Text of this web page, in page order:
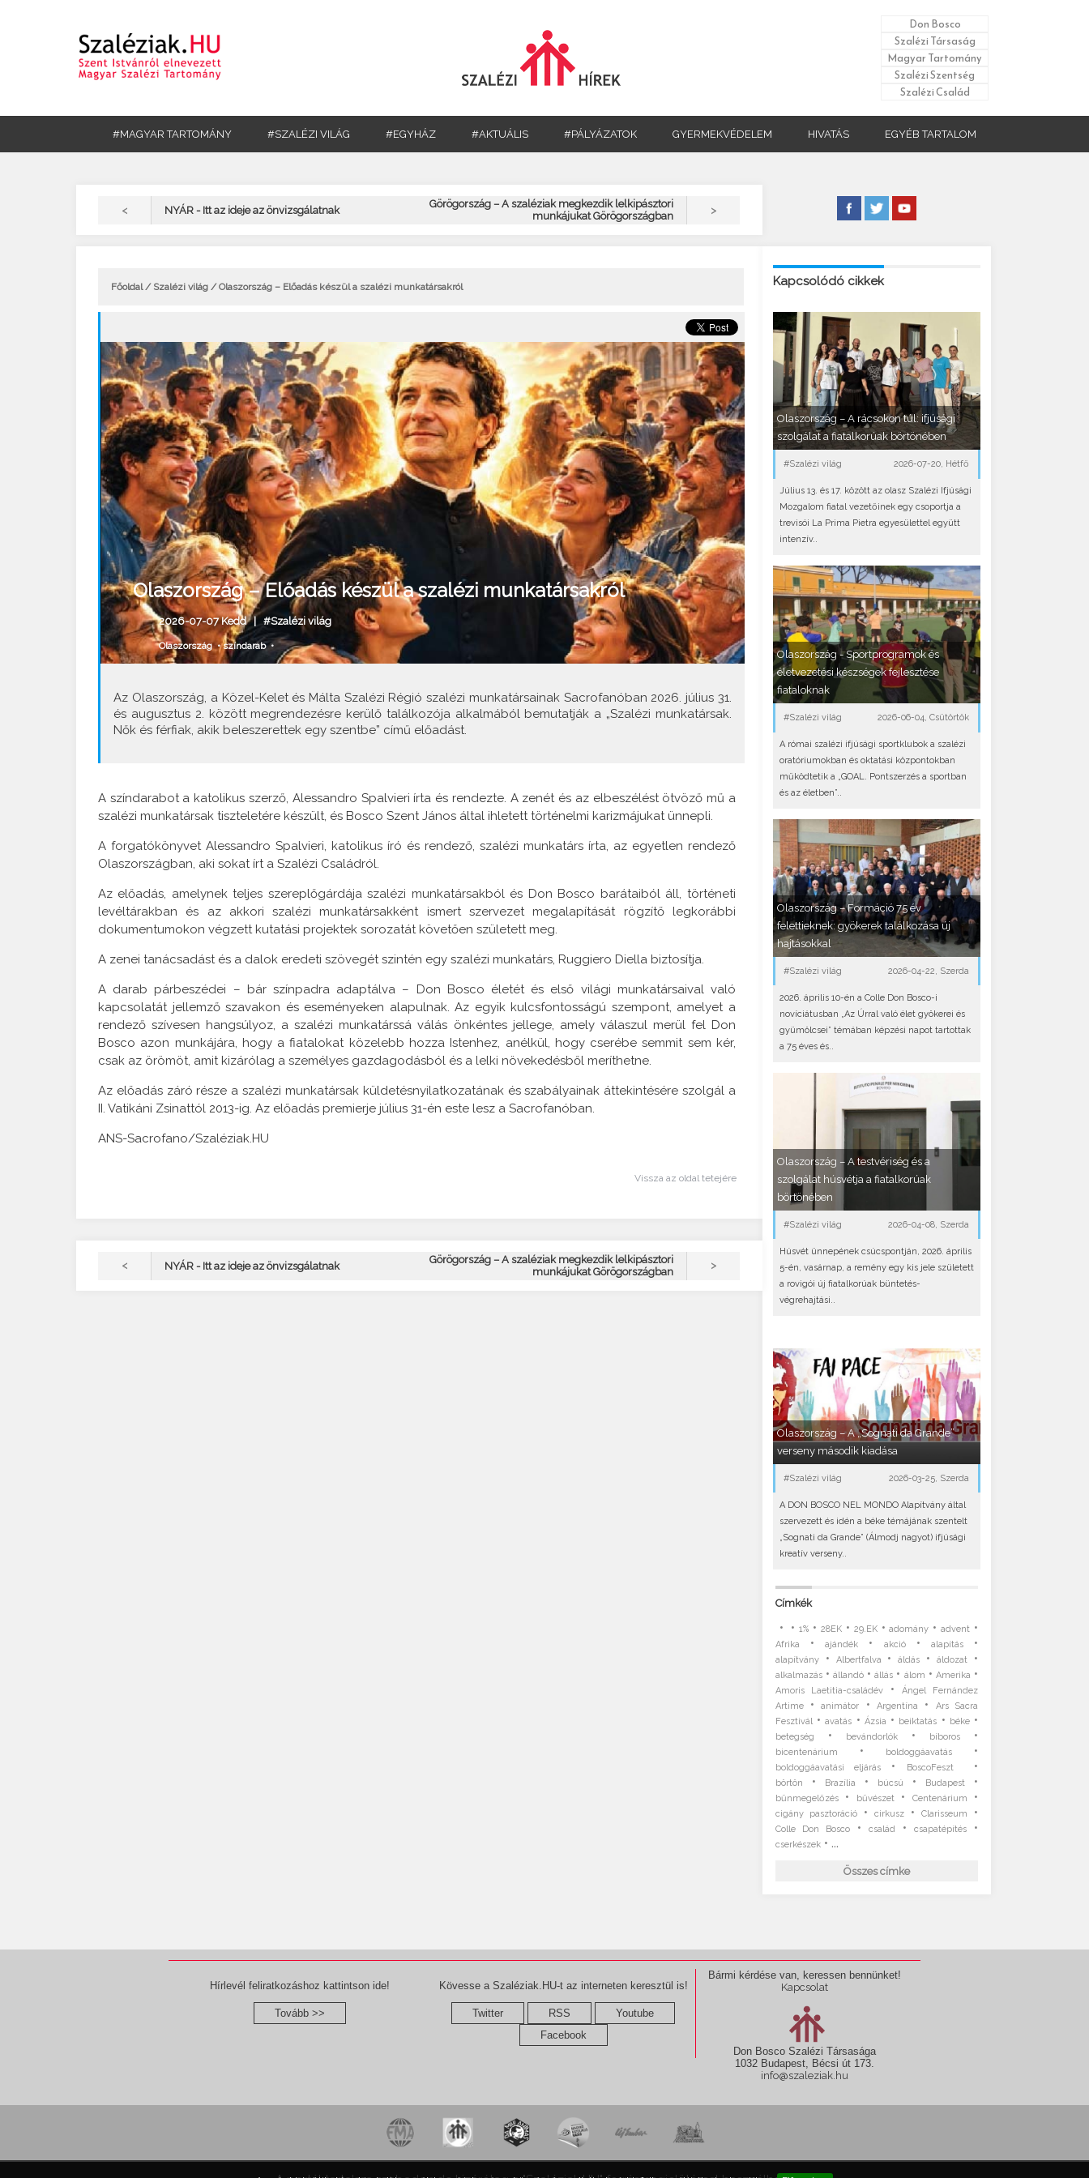
Don Bosco
Szalézi Társaság
Magyar Tartomány
Szalézi Szentség
Szalézi Család
#MAGYAR TARTOMÁNY #SZALÉZI VILÁG #EGYHÁZ #AKTUÁLIS #PÁLYÁZATOK GYERMEKVÉDELEM HIVATÁS EGYÉB TARTALOM
< NYÁR - Itt az ideje az önvizsgálatnak
Görögország – A szaléziak megkezdik lelkipásztori
munkájukat Görögországban
>
Főoldal/ Szalézi világ / Olaszország – Előadás készül a szalézi munkatársakról
Olaszország – Előadás készül a szalézi munkatársakról
2026-07-07 Kedd | #Szalézi világ
Olaszország•színdarab•
Az Olaszország, a Közel-Kelet és Málta Szalézi Régió szalézi munkatársainak Sacrofanóban 2026. július 31.
és augusztus 2. között megrendezésre kerülő találkozója alkalmából bemutatják a „Szalézi munkatársak.
Nők és férfiak, akik beleszerettek egy szentbe” című előadást.
A színdarabot a katolikus szerző, Alessandro Spalvieri írta és rendezte. A zenét és az elbeszélést ötvöző mű a
szalézi munkatársak tiszteletére készült, és Bosco Szent János által ihletett történelmi karizmájukat ünnepli.
A forgatókönyvet Alessandro Spalvieri, katolikus író és rendező, szalézi munkatárs írta, az egyetlen rendező
Olaszországban, aki sokat írt a Szalézi Családról.
Az előadás, amelynek teljes szereplőgárdája szalézi munkatársakból és Don Bosco barátaiból áll, történeti
levéltárakban és az akkori szalézi munkatársakként ismert szervezet megalapítását rögzítő legkorábbi
dokumentumokon végzett kutatási projektek sorozatát követően született meg.
A zenei tanácsadást és a dalok eredeti szövegét szintén egy szalézi munkatárs, Ruggiero Diella biztosítja.
A darab párbeszédei – bár színpadra adaptálva – Don Bosco életét és első világi munkatársaival való
kapcsolatát jellemző szavakon és eseményeken alapulnak. Az egyik kulcsfontosságú szempont, amelyet a
rendező szívesen hangsúlyoz, a szalézi munkatárssá válás önkéntes jellege, amely válaszul merül fel Don
Bosco azon munkájára, hogy a fiatalokat közelebb hozza Istenhez, anélkül, hogy cserébe semmit sem kér,
csak az örömöt, amit kizárólag a személyes gazdagodásból és a lelki növekedésből meríthetne.
Az előadás záró része a szalézi munkatársak küldetésnyilatkozatának és szabályainak áttekintésére szolgál a
II. Vatikáni Zsinattól 2013-ig. Az előadás premierje július 31-én este lesz a Sacrofanóban.
ANS-Sacrofano/Szaléziak.HU
Vissza az oldal tetejére
Kapcsolódó cikkek
Olaszország – A rácsokon túl: ifjúsági
szolgálat a fiatalkorúak börtönében
#Szalézi világ 2026-07-20, Hétfő
Július 13. és 17. között az olasz Szalézi Ifjúsági
Mozgalom fiatal vezetőinek egy csoportja a
trevisói La Prima Pietra egyesülettel együtt
intenzív..
Olaszország - Sportprogramok és
életvezetési készségek fejlesztése
fiataloknak
#Szalézi világ 2026-06-04, Csütörtök
A római szalézi ifjúsági sportklubok a szalézi
oratóriumokban és oktatási központokban
működtetik a „GOAL. Pontszerzés a sportban
és az életben”..
Olaszország – Formáció 75 év
felettieknek: gyökerek találkozása új
hajtásokkal
#Szalézi világ 2026-04-22, Szerda
2026. április 10-én a Colle Don Bosco-i
novíciátusban „Az Úrral való élet gyökerei és
gyümölcsei” témában képzési napot tartottak
a 75 éves és..
Olaszország – A testvériség és a
szolgálat húsvétja a fiatalkorúak
börtönében
#Szalézi világ 2026-04-08, Szerda
Húsvét ünnepének csúcspontján, 2026. április
5-én, vasárnap, a remény egy kis jele született
a rovigói új fiatalkorúak büntetés-
végrehajtási..
Olaszország – A „Sognati da Grande”
verseny második kiadása
#Szalézi világ 2026-03-25, Szerda
A DON BOSCO NEL MONDO Alapítvány által
szervezett és idén a béke témájának szentelt
„Sognati da Grande” (Álmodj nagyot) ifjúsági
kreatív verseny..
Címkék
• •1% • 28EK • 29.EK•adomány •advent •
Afrika •ajándék • akció• alapítás•
alapítvány• Albertfalva •áldás •áldozat •
alkalmazás•állandó •állás • álom • Amerika •
Amoris Laetitia-családév•
Ángel Fernández
Artime•animátor •Argentína •
Ars Sacra
Fesztivál•avatás • Ázsia • beiktatás • béke•
betegség • bevándorlók• bíboros •
bicentenárium • boldoggáavatás•
boldoggáavatási eljárás • BoscoFeszt •
börtön • Brazília • búcsú • Budapest •
bűnmegelőzés• bűvészet• Centenárium •
cigány pasztoráció• cirkusz•Clarisseum •
Colle Don Bosco• család •csapatépítés •
cserkészek• ...
Összes címke
< NYÁR - Itt az ideje az önvizsgálatnak
Görögország – A szaléziak megkezdik lelkipásztori
munkájukat Görögországban
>
Hírlevél feliratkozáshoz kattintson ide!
Tovább >>
Kövesse a Szaléziak.HU-t az interneten keresztül is!
Twitter RSS
Youtube
Facebook
Bármi kérdése van, keressen bennünket!
Kapcsolat
Don Bosco Szalézi Társasága
1032 Budapest, Bécsi út 173.
info@szaleziak.hu